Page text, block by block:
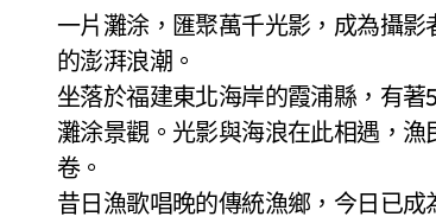
一片灘涂，匯聚萬千光影，成為攝影者的「朝聖之地」。一方海岸，用至鮮至味，喚起旅人舌尖
的澎湃浪潮。
坐落於福建東北海岸的霞浦縣，有
灘涂景觀。光影與海浪在此相遇，
卷。
昔日漁歌唱晚的傳統漁鄉，今日已